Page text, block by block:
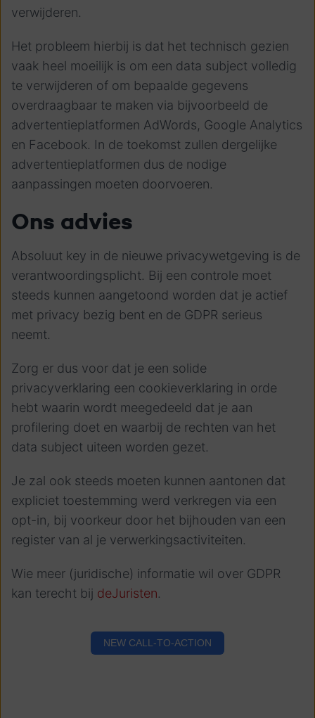
verwijderen.
Het probleem hierbij is dat het technisch gezien
vaak heel moeilijk is om een data subject volledig
te verwijderen of om bepaalde gegevens
overdraagbaar te maken via bijvoorbeeld de
advertentieplatformen AdWords, Google Analytics
en Facebook. In de toekomst zullen dergelijke
advertentieplatformen dus de nodige
aanpassingen moeten doorvoeren.
Ons advies
Absoluut key in de nieuwe privacywetgeving is de
verantwoordingsplicht. Bij een controle moet
steeds kunnen aangetoond worden dat je actief
met privacy bezig bent en de GDPR serieus
neemt.
Zorg er dus voor dat je een solide
privacyverklaring een cookieverklaring in orde
hebt waarin wordt meegedeeld dat je aan
profilering doet en waarbij de rechten van het
data subject uiteen worden gezet.
Je zal ook steeds moeten kunnen aantonen dat
expliciet toestemming werd verkregen via een
opt-in, bij voorkeur door het bijhouden van een
register van al je verwerkingsactiviteiten.
Wie meer (juridische) informatie wil over GDPR
kan terecht bij deJuristen.
NEW CALL-TO-ACTION